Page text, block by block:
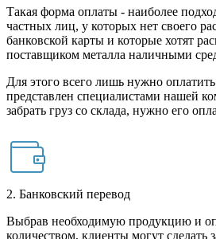
Такая форма оплаты - наиболее
частных лиц, у которых нет своего
банковской карты и которые хотят
поставщиком металла наличными
Для этого всего лишь нужно
представлен специалистами нашей
забрать груз со склада, нужно его
2. Банковский перевод
Выбрав необходимую продукцию и
количеством, клиенты могут сделать